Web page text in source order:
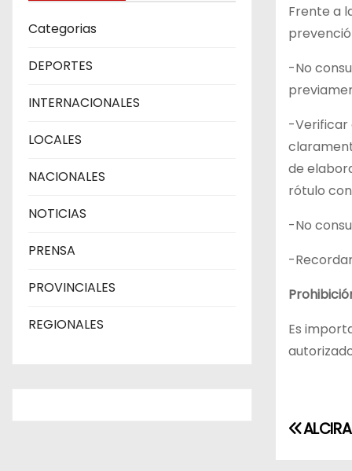
Categorias
DEPORTES
INTERNACIONALES
LOCALES
NACIONALES
NOTICIAS
PRENSA
PROVINCIALES
REGIONALES
Frente a
-No
-Verificar
de
rótulo
-No
-
Es
N